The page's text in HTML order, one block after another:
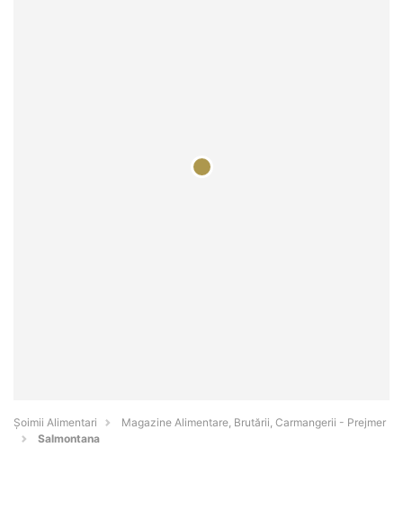
Şoimii Alimentari
Magazine Alimentare, Brutării, Carmangerii - Prejmer
Salmontana